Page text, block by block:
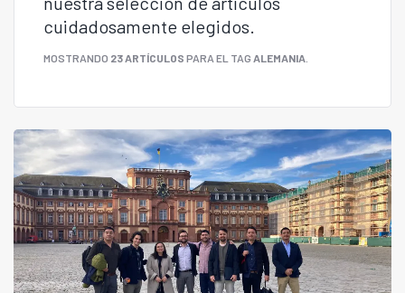
cuidadosamente elegidos.
MOSTRANDO 23 ARTÍCULOS PARA EL TAG ALEMANIA